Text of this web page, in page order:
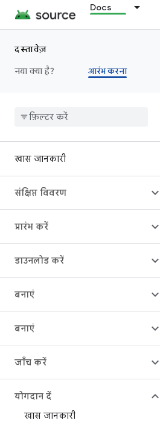
Docs
दस्तावेज़
नया क्या है?
आरंभ करना
खास जानकारी
संक्षिप्त विवरण
प्रारंभ करें
डाउनलोड करें
बनाएं
बनाएं
जाँच करें
योगदान दें
खास जानकारी